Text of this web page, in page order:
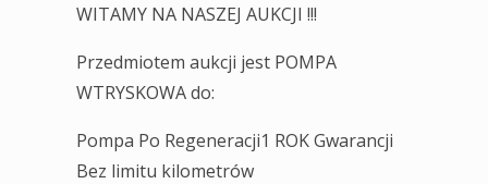
WITAMY NA NASZEJ AUKCJI !!!
Przedmiotem aukcji jest POMPA
WTRYSKOWA do:
Pompa Po Regeneracji1 ROK Gwarancji
Bez limitu kilometrów